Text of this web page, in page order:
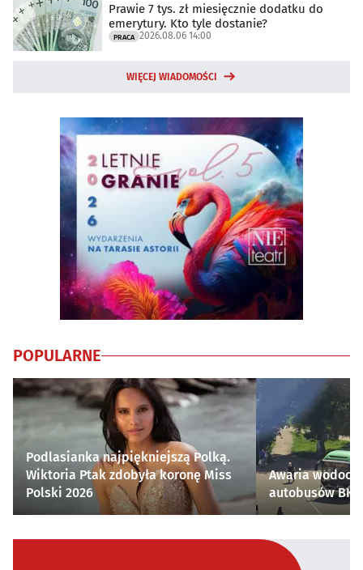
Prawie 7 tys. zł miesięcznie dodatku do
emerytury. Kto tyle dostanie?
PRACA 2026.08.06 14:00
WIĘCEJ WIADOMOŚCI
POPULARNE
Podlasianka najpiękniejszą Polką.
Wiktoria Ptak zdobyła koronę Miss
Polski 2026
Awaria
autobusów